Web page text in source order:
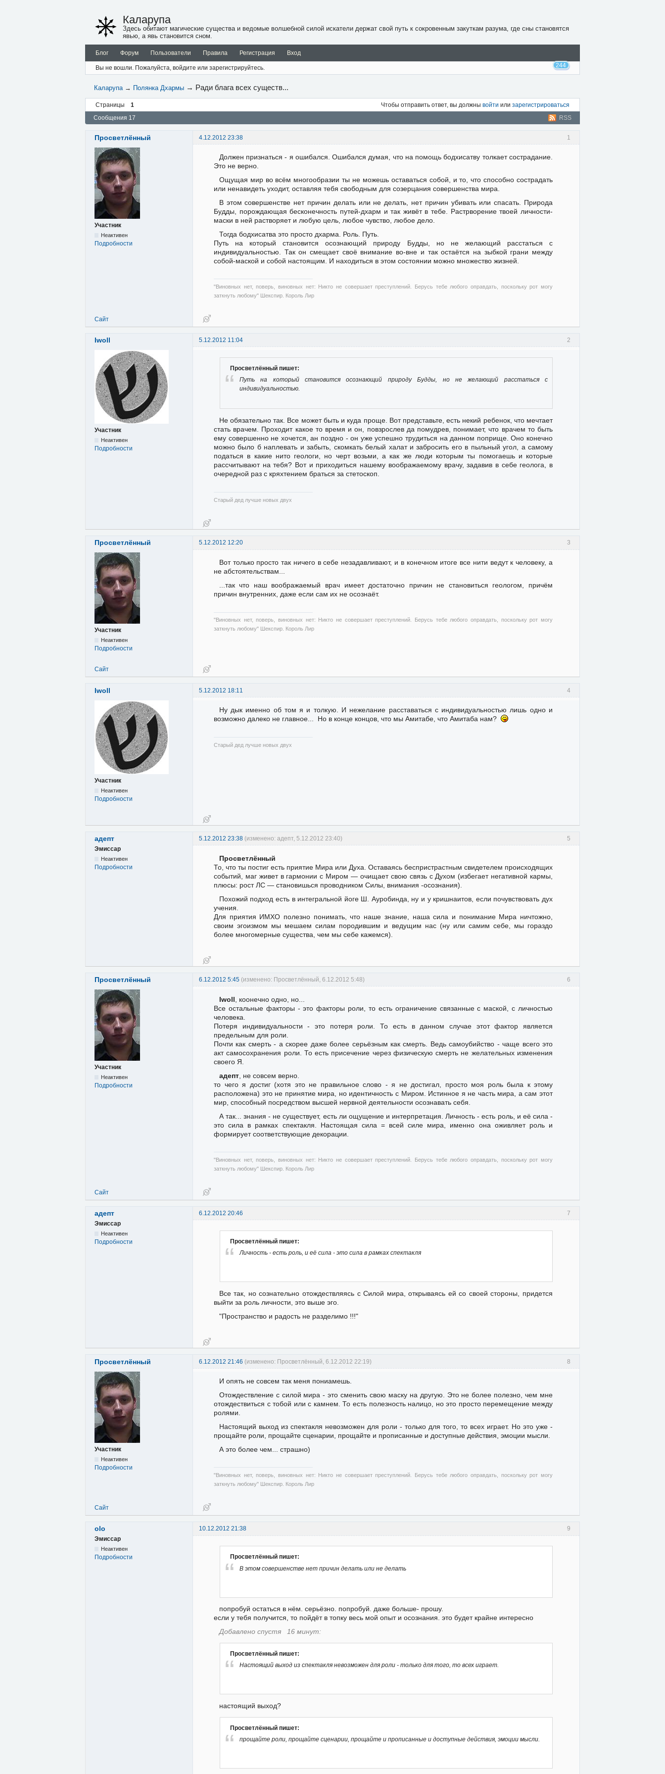
Каларупа
Здесь обитают магические существа и ведомые волшебной силой искатели держат свой путь к сокровенным закуткам разума, где сны становятся
явью, а явь становится сном.
Блог Форум Пользователи Правила Регистрация Вход
Вы не вошли. Пожалуйста, войдите или зарегистрируйтесь. 244
Каларупа → Полянка Дхармы → Ради блага всех существ...
Страницы 1 Чтобы отправить ответ, вы должны войти или зарегистрироваться
RSS
Сообщения 17
1
Просветлённый 4.12.2012 23:38
Участник
Неактивен
Подробности
Должен признаться - я ошибался. Ошибался думая, что на помощь бодхисатву толкает сострадание.
Это не верно.
Ощущая мир во всём многообразии ты не можешь оставаться собой, и то, что способно сострадать
или ненавидеть уходит, оставляя тебя свободным для созерцания совершенства мира.
В этом совершенстве нет причин делать или не делать, нет причин убивать или спасать. Природа
Будды, порождающая бесконечность путей-дхарм и так живёт в тебе. Растрворение твоей личности-
маски в ней растворяет и любую цель, любое чувство, любое дело.
Тогда бодхисатва это просто дхарма. Роль. Путь.
Путь на который становится осознающий природу Будды, но не желающий расстаться с
индивидуальностью. Так он смещает своё внимание во-вне и так остаётся на зыбкой грани между
собой-маской и собой настоящим. И находиться в этом состоянии можно множество жизней.
"Виновных нет, поверь, виновных нет: Никто не совершает преступлений. Берусь тебе любого оправдать, поскольку рот могу
заткнуть любому" Шекспир. Король Лир
Сайт
2
Iwoll 5.12.2012 11:04
Участник
Неактивен
Подробности
Просветлённый пишет:
Путь на который становится осознающий природу Будды, но не желающий расстаться с
индивидуальностью.
Не обязательно так. Все может быть и куда проще. Вот представьте, есть некий ребенок, что мечтает
стать врачем. Проходит какое то время и он, повзрослев да помудрев, понимает, что врачем то быть
ему совершенно не хочется, ан поздно - он уже успешно трудиться на данном поприще. Оно конечно
можно было б наплевать и забыть, скомкать белый халат и забросить его в пыльный угол, а самому
податься в какие нито геологи, но черт возьми, а как же люди которым ты помогаешь и которые
рассчитывают на тебя? Вот и приходиться нашему воображаемому врачу, задавив в себе геолога, в
очередной раз с кряхтением браться за стетоскоп.
Старый дед лучше новых двух
3
Просветлённый 5.12.2012 12:20
Участник
Неактивен
Подробности
Вот только просто так ничего в себе незадавливают, и в конечном итоге все нити ведут к человеку, а
не абстоятельствам...
...так что наш воображаемый врач имеет достаточно причин не становиться геологом, причём
причин внутренних, даже если сам их не осознаёт.
"Виновных нет, поверь, виновных нет: Никто не совершает преступлений. Берусь тебе любого оправдать, поскольку рот могу
заткнуть любому" Шекспир. Король Лир
Сайт
4
Iwoll 5.12.2012 18:11
Участник
Неактивен
Подробности
Ну дык именно об том я и толкую. И нежелание расставаться с индивидуальностью лишь одно и
возможно далеко не главное... Но в конце концов, что мы Амитабе, что Амитаба нам?
Старый дед лучше новых двух
5
адепт 5.12.2012 23:38 (изменено: адепт, 5.12.2012 23:40)
Эмиссар
Неактивен
Подробности
Просветлённый
То, что ты постиг есть приятие Мира или Духа. Оставаясь беспристрастным свидетелем происходящих
событий, маг живет в гармонии с Миром — очищает свою связь с Духом (избегает негативной кармы,
плюсы: рост ЛС — становишься проводником Силы, внимания -осознания).
Похожий подход есть в интегральной йоге Ш. Ауробинда, ну и у кришнаитов, если почувствовать дух
учения.
Для приятия ИМХО полезно понимать, что наше знание, наша сила и понимание Мира ничтожно,
своим эгоизмом мы мешаем силам породившим и ведущим нас (ну или самим себе, мы гораздо
более многомерные существа, чем мы себе кажемся).
6
Просветлённый 6.12.2012 5:45 (изменено: Просветлённый, 6.12.2012 5:48)
Участник
Неактивен
Подробности
Iwoll , коонечно одно, но...
Все остальные факторы - это факторы роли, то есть ограничение связанные с маской, с личностью
человека.
Потеря индивидуальности - это потеря роли. То есть в данном случае этот фактор является
предельным для роли.
Почти как смерть - а скорее даже более серьёзным как смерть. Ведь самоубийство - чаще всего это
акт самосохранения роли. То есть присечение через физическую смерть не желательных изменения
своего Я.
адепт, не совсем верно.
то чего я достиг (хотя это не правильное слово - я не достигал, просто моя роль была к этому
расположена) это не принятие мира, но идентичность с Миром. Истинное я не часть мира, а сам этот
мир, способный посредством высшей нервной деятельности осознавать себя.
А так... знания - не существует, есть ли ощущение и интерпретация. Личность - есть роль, и её сила -
это сила в рамках спектакля. Настоящая сила = всей силе мира, именно она оживляет роль и
формирует соответствующие декорации.
"Виновных нет, поверь, виновных нет: Никто не совершает преступлений. Берусь тебе любого оправдать, поскольку рот могу
заткнуть любому" Шекспир. Король Лир
Сайт
7
адепт
6.12.2012 20:46
Эмиссар
Неактивен
Подробности
Просветлённый пишет:
Личность - есть роль, и её сила - это сила в рамках спектакля
Все так, но сознательно отождествляясь с Силой мира, открываясь ей со своей стороны, придется
выйти за роль личности, это выше эго.
"Пространство и радость не разделимо !!!"
8
Просветлённый 6.12.2012 21:46 (изменено: Просветлённый, 6.12.2012 22:19)
Участник
Неактивен
Подробности
И опять не совсем так меня пониамешь.
Отождествление с силой мира - это сменить свою маску на другую. Это не более полезно, чем мне
отождествиться с тобой или с камнем. То есть полезность налицо, но это просто перемещение между
ролями.
Настоящий выход из спектакля невозможен для роли - только для того, то всех играет. Но это уже -
прощайте роли, прощайте сценарии, прощайте и прописанные и доступные действия, эмоции мысли.
А это более чем... страшно)
"Виновных нет, поверь, виновных нет: Никто не совершает преступлений. Берусь тебе любого оправдать, поскольку рот могу
заткнуть любому" Шекспир. Король Лир
Сайт
9
olo
10.12.2012 21:38
Эмиссар
Неактивен
Подробности
Просветлённый пишет:
В этом совершенстве нет причин делать или не делать
попробуй остаться в нём. серьёзно. попробуй. даже больше- прошу.
если у тебя получится, то пойдёт в топку весь мой опыт и осознания. это будет крайне интересно
Добавлено спустя 16 минут:
Просветлённый пишет:
Настоящий выход из спектакля невозможен для роли - только для того, то всех играет.
настоящий выход?
Просветлённый пишет:
прощайте роли, прощайте сценарии, прощайте и прописанные и доступные действия, эмоции мысли.